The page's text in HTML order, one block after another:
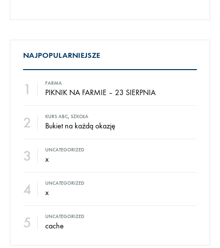
NAJPOPULARNIEJSZE
1 FARMA
PIKNIK NA FARMIE – 23 SIERPNIA
2 KURS ABC, SZKOŁA
Bukiet na każdą okazję
3 UNCATEGORIZED
x
4 UNCATEGORIZED
x
5 UNCATEGORIZED
cache